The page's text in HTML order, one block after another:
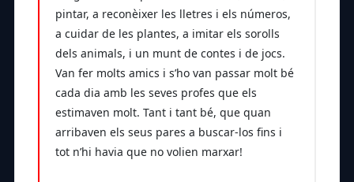
pintar, a reconèixer les lletres i els números,
a cuidar de les plantes, a imitar els sorolls
dels animals, i un munt de contes i de jocs.
Van fer molts amics i s’ho van passar molt bé
cada dia amb les seves profes que els
estimaven molt. Tant i tant bé, que quan
arribaven els seus pares a buscar-los fins i
tot n’hi havia que no volien marxar!